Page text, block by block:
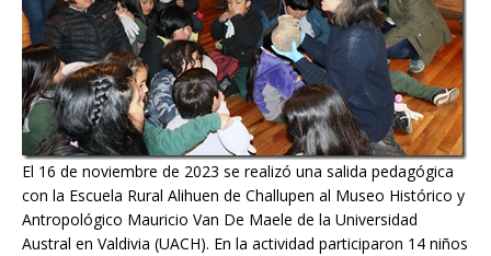
El 16 de noviembre de 2023 se realizó una salida pedagógica
con la Escuela Rural Alihuen de Challupen al Museo Histórico y
Antropológico Mauricio Van De Maele de la Universidad
Austral en Valdivia (UACH). En la actividad participaron 14 niños